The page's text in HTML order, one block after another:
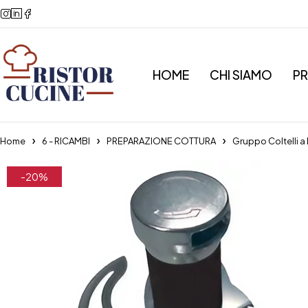
HOME CHI SIAMO
Home 6 - RICAMBI PREPARAZIONE COTTURA Gruppo Coltelli a
-20%